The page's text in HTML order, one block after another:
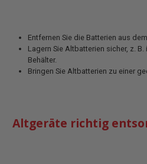
Entfernen Sie die Batterien aus
Lagern Sie Altbatterien sicher, z.
Behälter.
Bringen Sie Altbatterien zu einer
Altgeräte richtig